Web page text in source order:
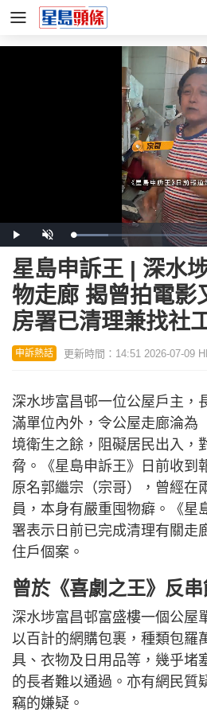
Play Unmute Loaded:
20.50%
星島申訴王 | 深水
物走廊 揭曾拍電影
房署已清理兼找社
申訴熱話 更新時間：14:51 2026-07-09
深水埗富昌邨一位公屋戶主，
滿單位內外，令公屋走廊淪為
境衛生之餘，阻礙居民出入，
脅。《星島申訴王》日前收到
原名郭繼宗（宗哥），曾經在
員，本身有嚴重囤物癖。《星
署表示日前已完成清理有關走
住戶個案。
曾於《喜劇之王》反
深水埗富昌邨富盛樓一個公屋
以百計的網購包裹，種類包羅
具、衣物及日用品等，幾乎堵
的長者難以通過。亦有網民質
竊的嫌疑。